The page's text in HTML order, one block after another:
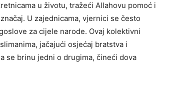
u životu, tražeći Allahovu pomoć i
U zajednicama, vjernici se često
za cijele narode. Ovaj kolektivni
jačajući osjećaj bratstva i
se brinu jedni o drugima, čineći dova